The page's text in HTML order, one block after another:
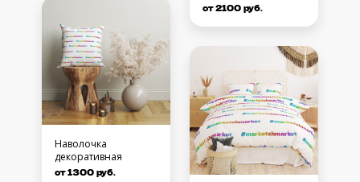
Наволочка
декоративная
от 1300 руб.
от 2100 руб.